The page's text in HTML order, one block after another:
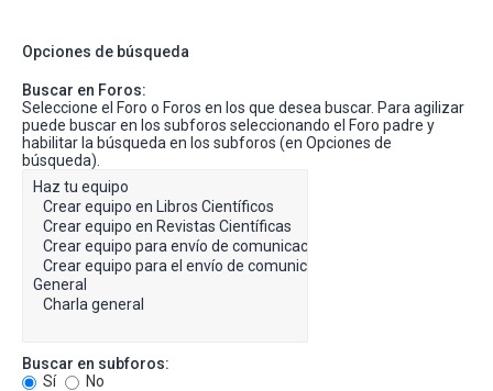
Opciones de búsqueda
Buscar en Foros:
Seleccione el Foro o Foros en los que desea buscar. Para agilizar
puede buscar en los subforos seleccionando el Foro padre y
habilitar la búsqueda en los subforos (en Opciones de
búsqueda).
Buscar en subforos:
Sí
No